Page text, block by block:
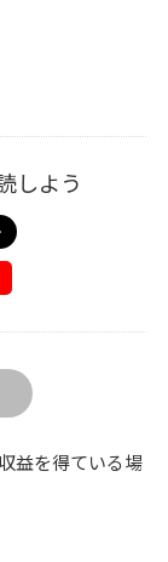
しよう
益を得ている場